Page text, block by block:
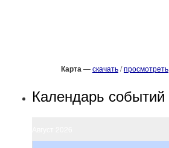
Карта—скачать/просмотреть
Календарь событий